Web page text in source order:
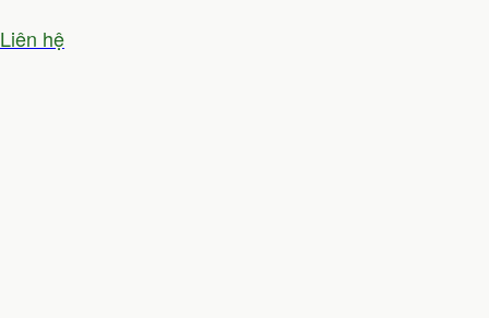
Liên hệ